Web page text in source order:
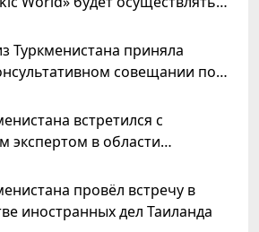
Маслахаты Туркменистана
Туркменистана приняла
совещании по
встретился с
экспертом в области
провёл встречу в
иностранных дел Таиланда